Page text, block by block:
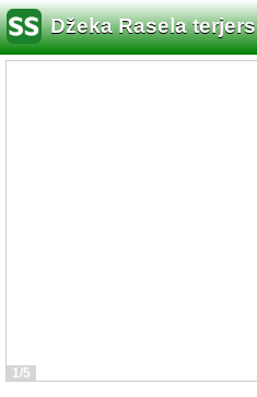
Džeka Rasela terjers
1/5